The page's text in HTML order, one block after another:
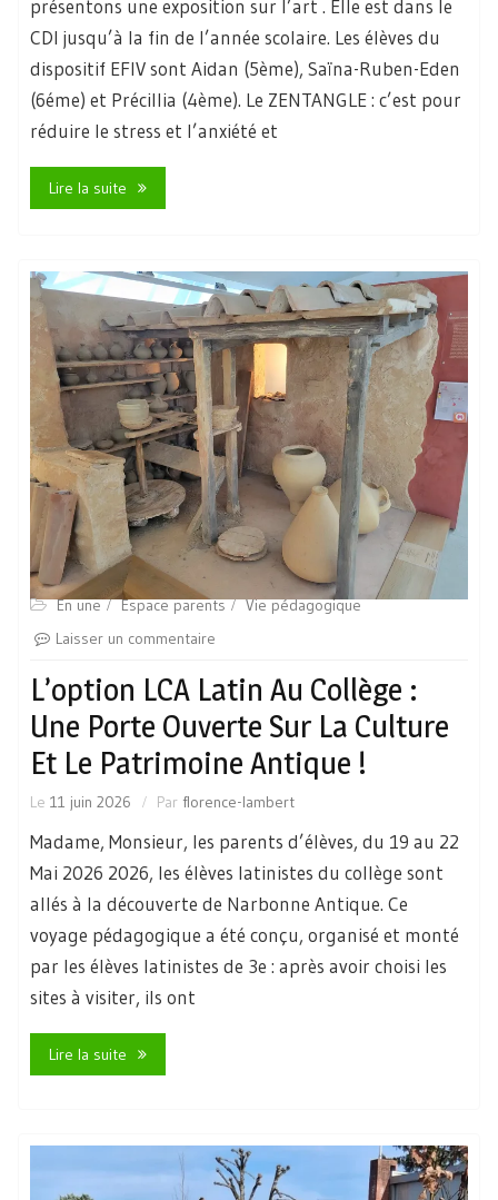
présentons une exposition sur l’art . Elle est dans le
CDI jusqu’à la fin de l’année scolaire. Les élèves du
dispositif EFIV sont Aidan (5ème), Saïna-Ruben-Eden
(6éme) et Précillia (4ème). Le ZENTANGLE : c’est pour
réduire le stress et l’anxiété et
Lire la suite
En une Espace parents
Vie pédagogique
Laisser un commentaire
L’option LCA Latin Au Collège :
Une Porte Ouverte Sur La Culture
Et Le Patrimoine Antique !
Le 11 juin 2026 Par florence-lambert
Madame, Monsieur, les parents d’élèves, du 19 au 22
Mai 2026 2026, les élèves latinistes du collège sont
allés à la découverte de Narbonne Antique. Ce
voyage pédagogique a été conçu, organisé et monté
par les élèves latinistes de 3e : après avoir choisi les
sites à visiter, ils ont
Lire la suite